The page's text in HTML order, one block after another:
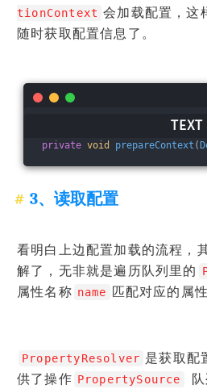
tionContext 会加载配置，这
随时获取配置信息了。
private void prepareContext (
3、读取配置
看明白上边配置加载的流程，
解了，无非就是遍历队列里的
属性名称 name 匹配对应的属
PropertyResolver 是获取配
供了操作 PropertySource